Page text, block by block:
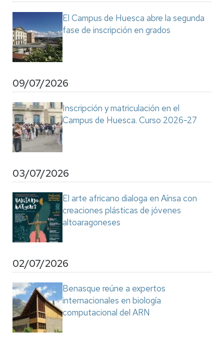
El Campus de Huesca abre la segunda
fase de inscripción en grados
09/07/2026
Inscripción y matriculación en el
Campus de Huesca. Curso 2026-27
03/07/2026
El arte africano dialoga en Aínsa con
creaciones plásticas de jóvenes
altoaragoneses
02/07/2026
Benasque reúne a expertos
internacionales en biología
computacional del ARN